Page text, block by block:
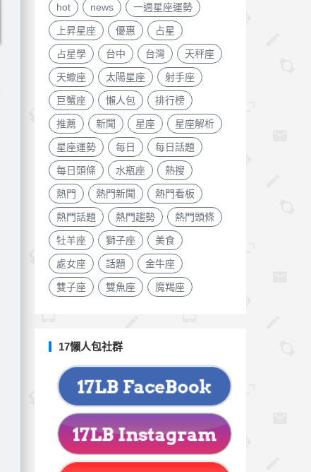
hot news 一週星座運勢
上昇星座 優惠 占星
占星學 台中 台灣 天秤座
天蠍座 太陽星座 射手座
巨蟹座 懶人包 排行榜
推薦 新聞 星座 星座解析
星座運勢 每日 每日話題
每日頭條 水瓶座 熱搜
熱門 熱門新聞 熱門看板
熱門話題 熱門趨勢 熱門頭條
牡羊座 獅子座 美食
處女座 話題 金牛座
雙子座 雙魚座 魔羯座
17懶人包社群